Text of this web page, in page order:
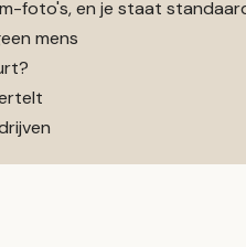
foto's, en je staat
mens